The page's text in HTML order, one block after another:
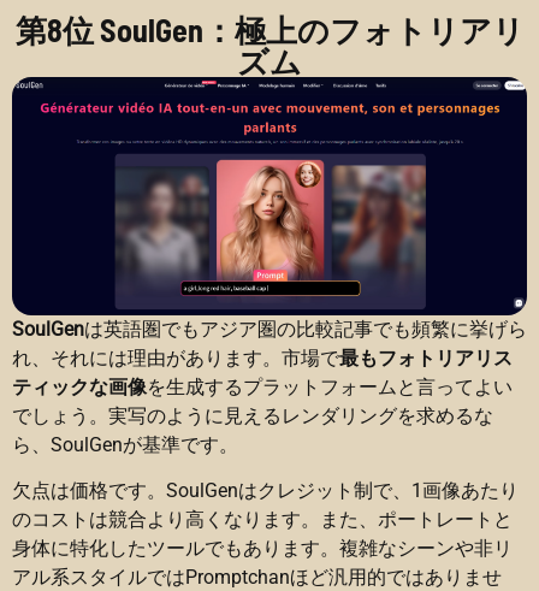
第8位 SoulGen：極上のフォトリアリ
ズム
SoulGenは英語圏でもアジア圏の比較記事でも頻繁に挙げら
れ、それには理由があります。市場で最もフォトリアリス
ティックな画像を生成するプラットフォームと言ってよい
でしょう。実写のように見えるレンダリングを求めるな
ら、SoulGenが基準です。
欠点は価格です。SoulGenはクレジット制で、1画像あたり
のコストは競合より高くなります。また、ポートレートと
身体に特化したツールでもあります。複雑なシーンや非リ
アル系スタイルではPromptchanほど汎用的ではありませ